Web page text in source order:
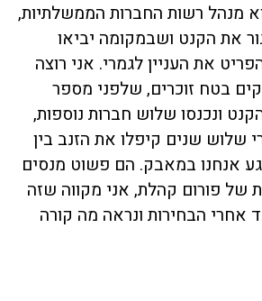
מנהל רשות החברות הממשלתיות,
את הקנט ושבמקומה יביאו
את העניין לגמרי. אני רוצה
בטח זוכרים, שלפני מספר
ונכנסו שלוש חברות נוספות,
שלוש שנים קיפלו את הזנב בין
אנחנו במאבק. הם פשוט מנסים
של פורום קהלת, אני מקווה שזה
אחרי הבחירות ונראה מה קורה